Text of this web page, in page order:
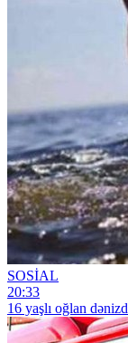
SOSİAL
20:33
16 yaşlı oğlan